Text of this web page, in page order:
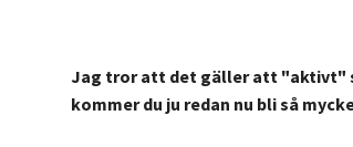
Jag tror att det gäller att "aktivt"
kommer du ju redan nu bli så